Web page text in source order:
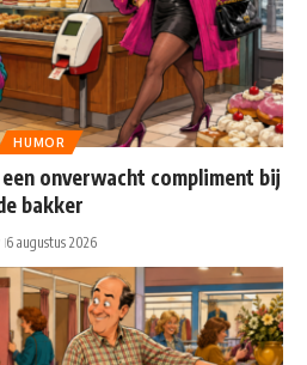
HUMOR
onverwacht compliment bij
bakker
6 augustus 2026